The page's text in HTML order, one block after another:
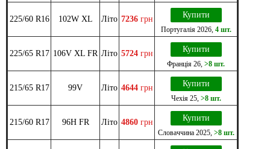
225/60 R16 102W XL Літо 7236 грн Купити
Португалія2026, 4 шт.
225/65 R17 106V XL FR Літо 5724 грн Купити
Франція 26 >8 шт.
215/65 R17 99V Літо 4644 грн Купити
Чехія25, >8 шт.
215/60 R17 96H FR Літо 4860 грн Купити
Словаччина2025, >8 шт.